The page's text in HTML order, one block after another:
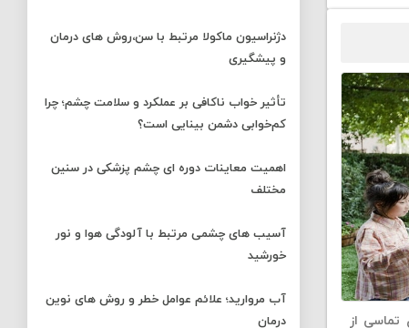
تماسی از
دژنراسیون ماکولا مرتبط با سن،روش های درمان
و پیشگیری
تأثیر خواب ناکافی بر عملکرد و سلامت چشم؛ چرا
کم‌خوابی دشمن بینایی است؟
اهمیت معاینات دوره ای چشم پزشکی در سنین
مختلف
آسیب های چشمی مرتبط با آلودگی هوا و نور
خورشید
آب مروارید؛ علائم عوامل خطر و روش های نوین
درمان